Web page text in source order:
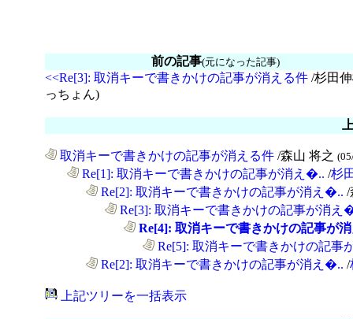
前の記事(元になった記事)
<<Re[3]: 取消キーで書きかけの記事が消える件/杉田
っちょん)
取消キーで書きかけの記事が消える件/森山 将之
Re[1]: 取消キーで書きかけの記事が消え�.. /杉
Re[2]: 取消キーで書きかけの記事が消え�.. /
Re[3]: 取消キーで書きかけの記事が消え
Re[4]: 取消キーで書きかけの記事が
Re[5]: 取消キーで書きかけの記事
Re[2]: 取消キーで書きかけの記事が消え�.. /
上記ツリーを一括表示